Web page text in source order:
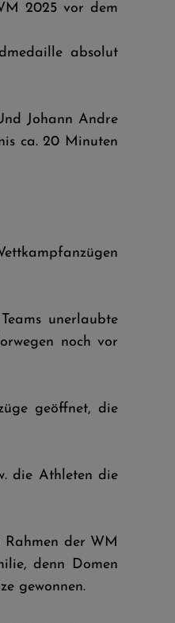
2025 vor dem
absolut
Johann Andre
ca. 20 Minuten
unerlaubte
noch vor
geöffnet, die
die Athleten die
Rahmen der WM
denn Domen
gewonnen.